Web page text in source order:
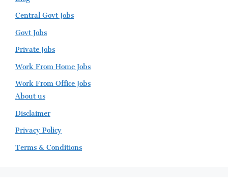
Central Govt Jobs
Govt Jobs
Private Jobs
Work From Home Jobs
Work From Office Jobs
About us
Disclaimer
Privacy Policy
Terms & Conditions